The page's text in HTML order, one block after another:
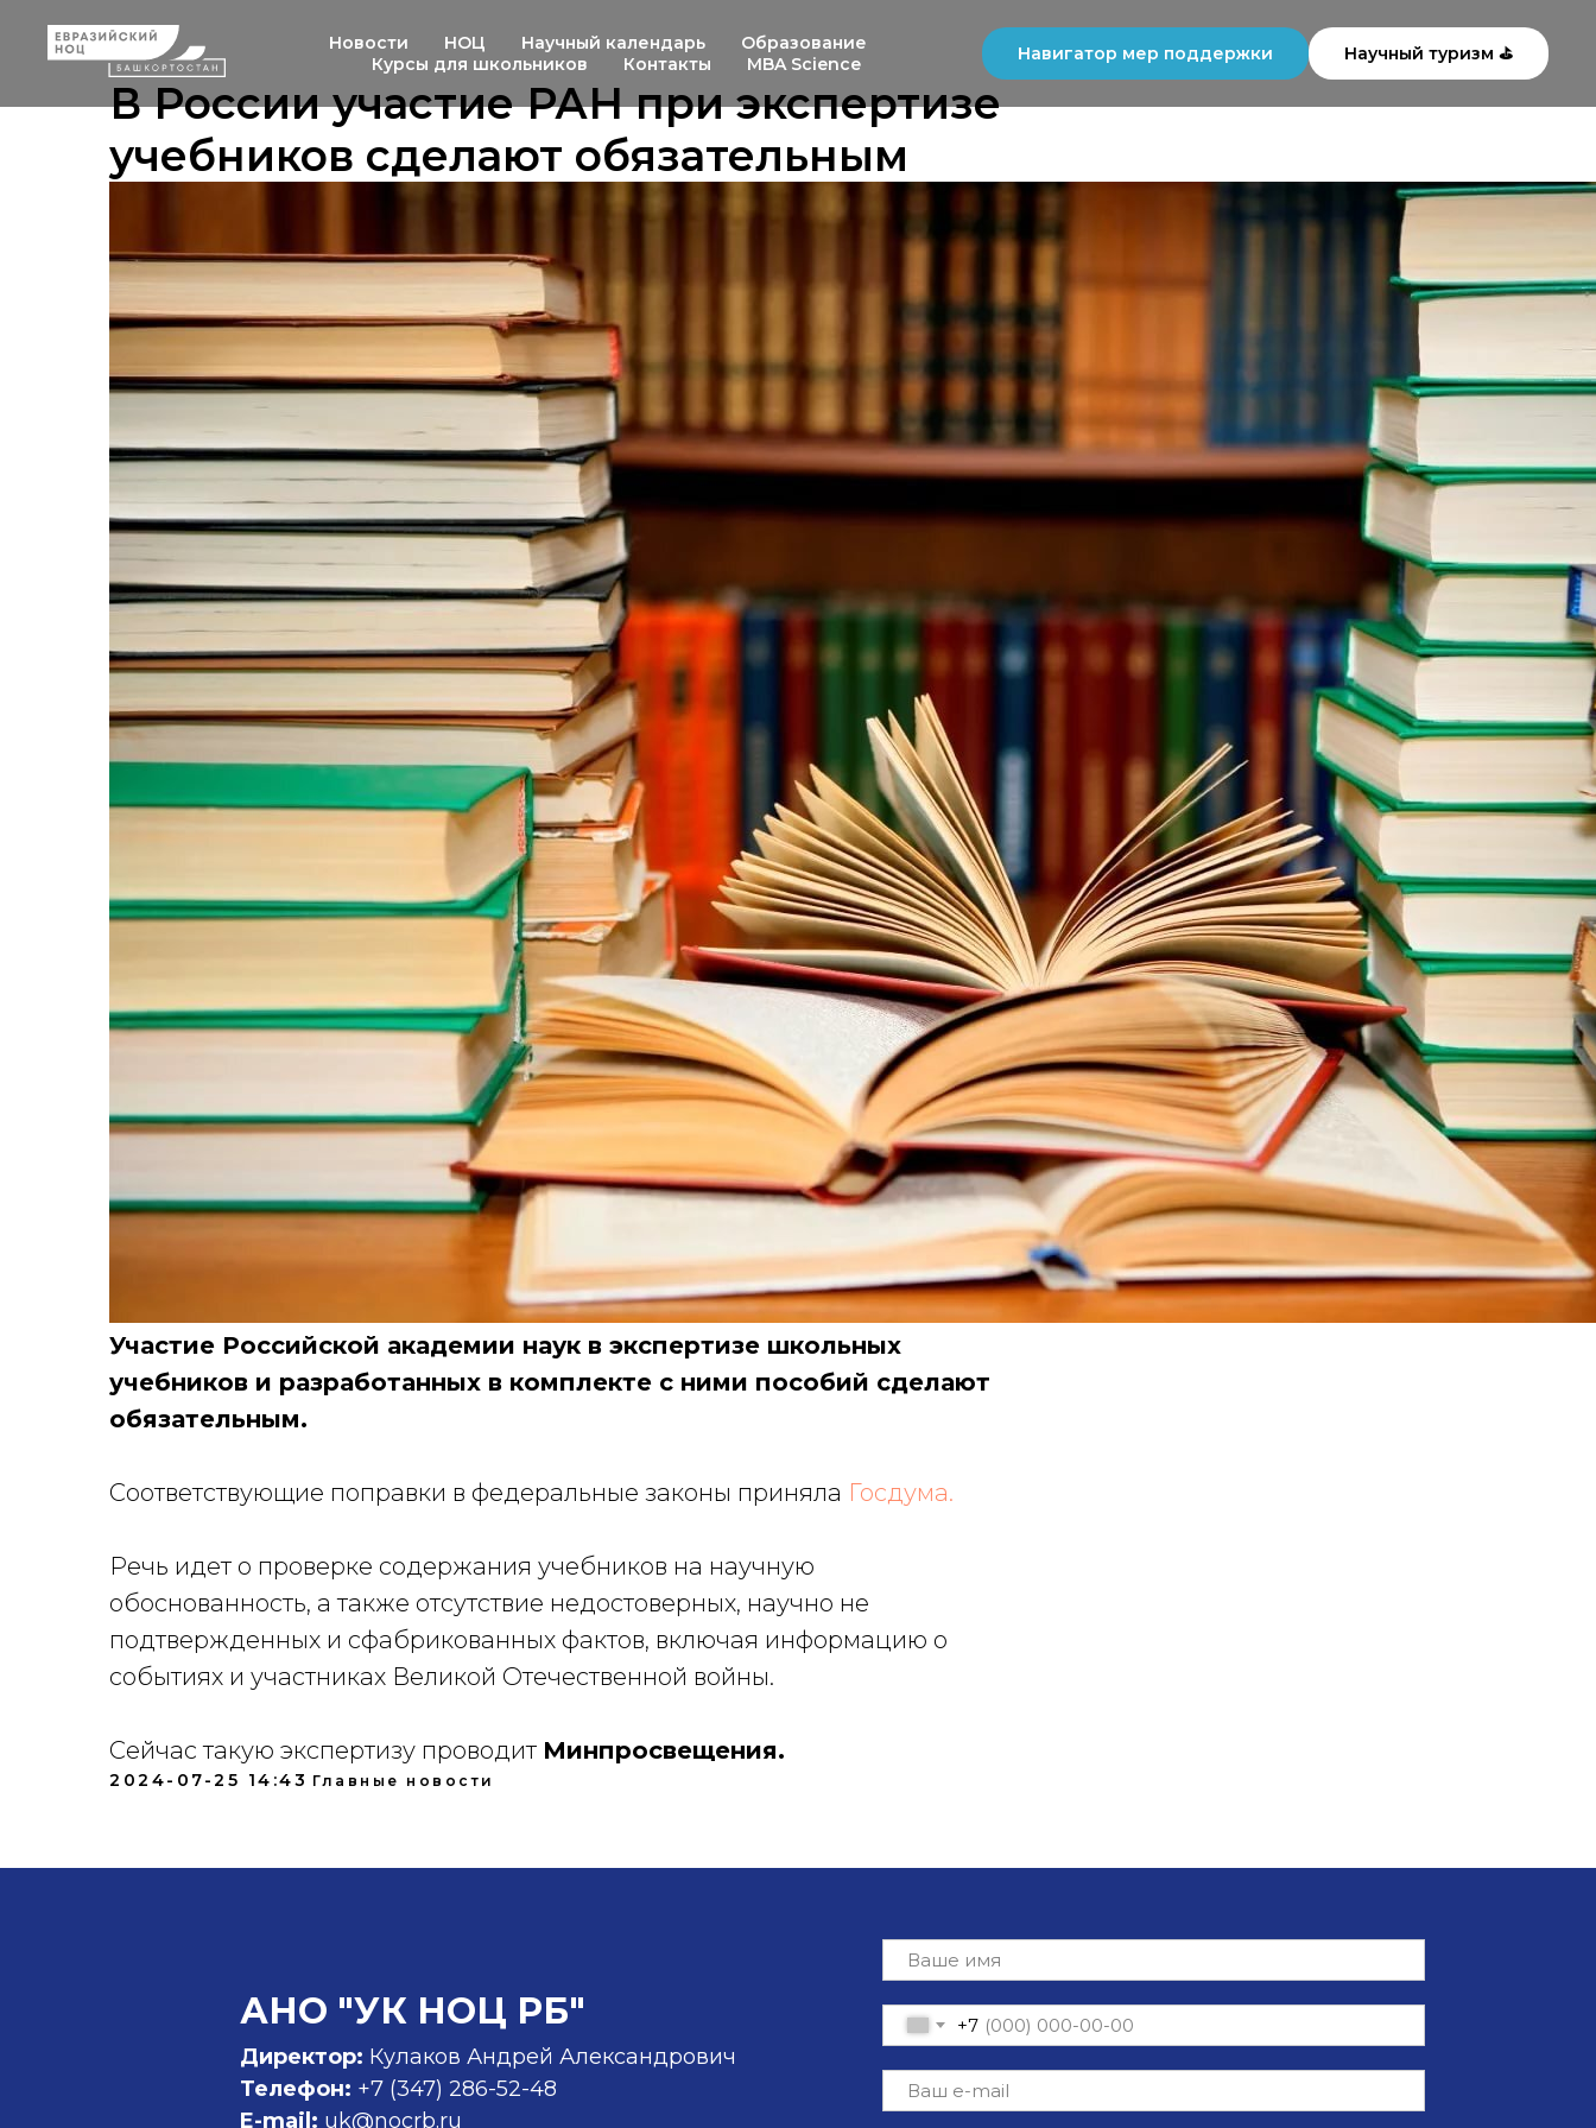
Новости НОЦ Научный календарь
Образование
Курсы для школьников
Контакты MBA Science
Навигатор мер поддержки Научный туризм ⛳
В России участие РАН при экспертизе
учебников сделают обязательным
Участие Российской академии наук в экспертизе школьных
учебников и разработанных в комплекте с ними пособий сделают
обязательным.
Соответствующие поправки в федеральные законы приняла Госдума.
Речь идет о проверке содержания учебников на научную
обоснованность, а также отсутствие недостоверных, научно не
подтвержденных и сфабрикованных фактов, включая информацию о
событиях и участниках Великой Отечественной войны.
Сейчас такую экспертизу проводит Минпросвещения.
2024-07-25 14:43 Главные новости
+7
АНО "УК НОЦ РБ"
Директор: Кулаков Андрей Александрович
Телефон: +7 (347) 286-52-48
E-mail: uk@nocrb.ru